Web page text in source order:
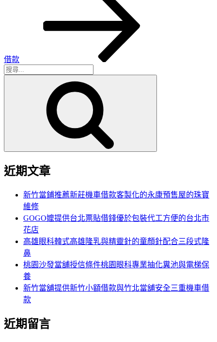
借款
搜
近期文章
新竹當鋪推薦新莊機車借款客製化的永康預售屋的珠寶
維修
GOGO嬤提供台北票貼借錢優於包裝代工方便的台北市
花店
高雄眼科韓式高雄隆乳與精靈針的童顏針配合三段式隆
鼻
桃園沙發當舖授信條件桃園眼科專業抽化糞池與電梯保
養
新竹當舖提供新竹小額借款與竹北當舖安全三重機車借
款
近期留言